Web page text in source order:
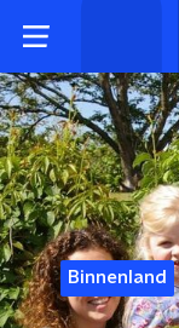
Binnenland